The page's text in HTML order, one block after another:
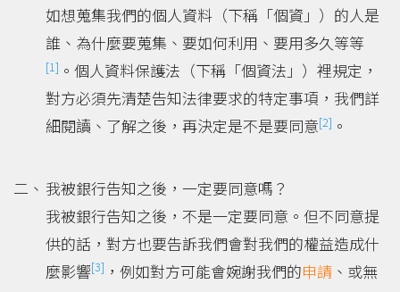
如想蒐集我們的個人資料（下稱「個資」）的人是
誰、為什麼要蒐集、要如何利用、要用多久等等
[1] 。個人資料保護法（下稱「個資法」）裡規定，
對方必須先清楚告知法律要求的特定事項，我們詳
細閱讀、了解之後，再決定是不是要同意[2] 。
我被銀行告知之後，一定要同意嗎？
我被銀行告知之後，不是一定要同意。但不同意提
供的話，對方也要告訴我們會對我們的權益造成什
麼影響[3] ，例如對方可能會婉謝我們的申請 、或無